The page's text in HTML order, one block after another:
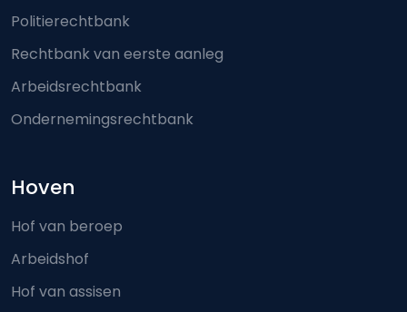
Politierechtbank
Rechtbank van eerste aanleg
Arbeidsrechtbank
Ondernemingsrechtbank
Hoven
Hof van beroep
Arbeidshof
Hof van assisen